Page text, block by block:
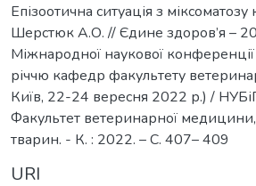
Епізоотична ситуація з міксоматозу
Шерстюк А.О. // Єдине здоров’я –
Міжнародної наукової
річчю кафедр факультету
Київ, 22-24 вересня 2022 р.) /
Факультет ветеринарної
тварин. - К. : 2022. – С. 407– 409
URI